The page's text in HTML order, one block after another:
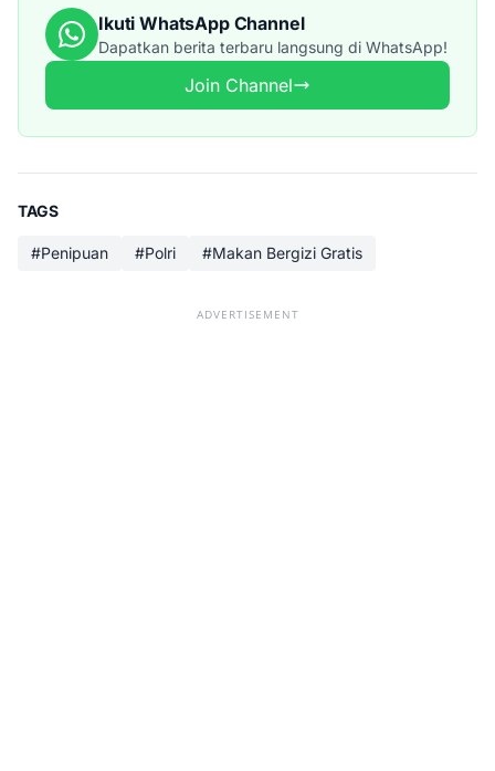
Ikuti WhatsApp Channel
Dapatkan berita terbaru langsung di WhatsApp!
Join Channel
TAGS
#Penipuan #Polri #Makan Bergizi Gratis
ADVERTISEMENT